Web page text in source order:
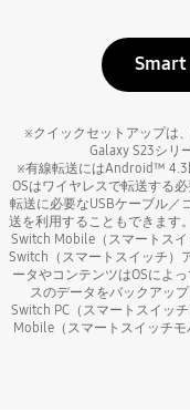
※クイックセットアップは
Galaxy S23シリ
※有線転送にはAndroid™ 4.3
OSはワイヤレスで転送する
転送に必要なUSBケーブル／
送を利用することもできます
Switch Mobile（スマートス
Switch（スマートスイッチ）
ータやコンテンツはOSによ
スのデータをバックアッ
Switch PC（スマートスイッ
Mobile（スマートスイッチ